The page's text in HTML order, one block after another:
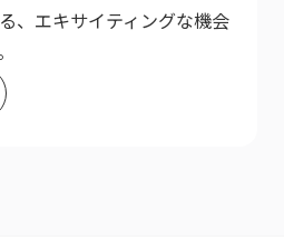
、エキサイティングな機会